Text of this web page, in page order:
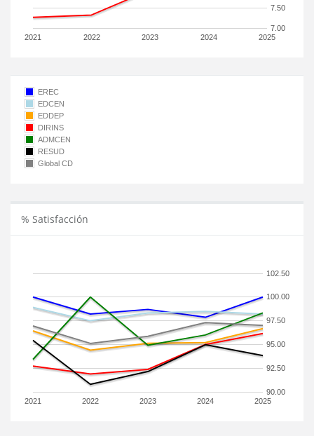
2021 2022 2023 2024 2025
7.00
7.50
EREC
EDCEN
EDDEP
DIRINS
ADMCEN
RESUD
Global CD
% Satisfacción
2021 2022 2023 2024 2025
90.00
92.50
95.00
97.50
100.00
102.50